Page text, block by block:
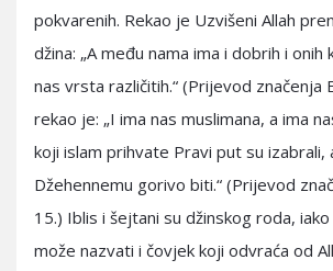
pokvarenih. Rekao je Uzvišeni Allah
džina: „A među nama ima i dobrih i onih
nas vrsta različitih.“ (Prijevod značenja
rekao je: „I ima nas muslimana, a ima
koji islam prihvate Pravi put su izabrali,
Džehennemu gorivo biti.“ (Prijevod
15.) Iblis i šejtani su džinskog roda,
može nazvati i čovjek koji odvraća od